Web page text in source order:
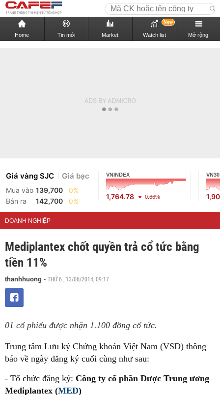
Home Tin mới Market Watch list
New
Mở rộng
Giá vàng SJC Giá bạc
Mua vào 139,700
0%
Bán ra
142,700 0%
VNINDEX
1,764.78 -0.66%
VN30
DOANH NGHIỆP
Mediplantex chốt quyền trả cổ tức bằng
tiền 11%
thanhhuong - THỨ 6 , 13/06/2014, 09:17
01 cổ phiếu được nhận 1.100 đồng cổ tức.
Trung tâm Lưu ký Chứng khoán Việt Nam (VSD) thông
báo về ngày đăng ký cuối cùng như sau:
- Tổ chức đăng ký: Công ty cổ phần Dược Trung ương
Mediplantex (MED)